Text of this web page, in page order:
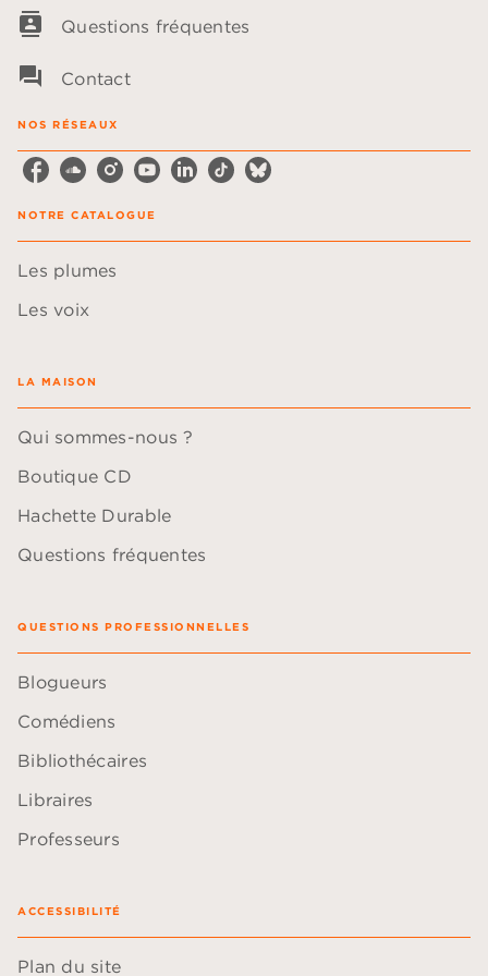
contacts Questions fréquentes
question_answer Contact
NOS RÉSEAUX
NOTRE CATALOGUE
Les plumes
Les voix
LA MAISON
Qui sommes-nous ?
Boutique CD
Hachette Durable
Questions fréquentes
QUESTIONS PROFESSIONNELLES
Blogueurs
Comédiens
Bibliothécaires
Libraires
Professeurs
ACCESSIBILITÉ
Plan du site